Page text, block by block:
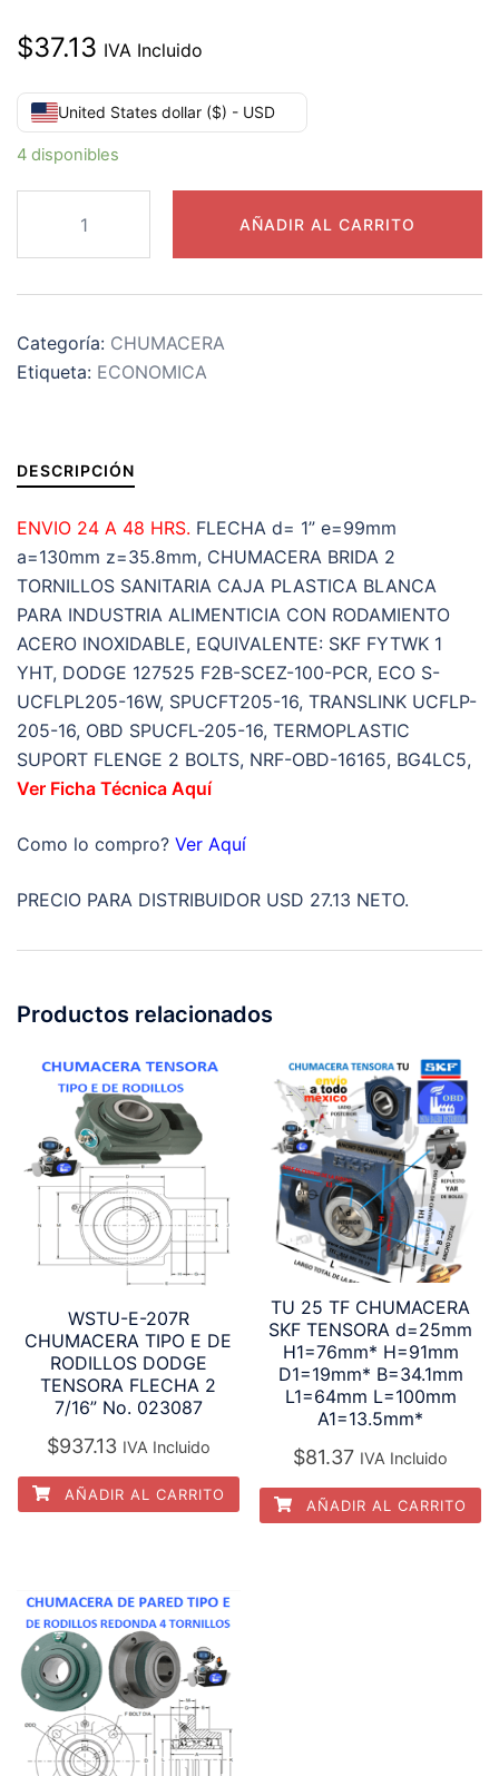
$37.13 IVA Incluido
United States dollar ($) - USD
4 disponibles
CHUMACERA
ECONÓMICA
DE
PARED
INTERIOR
d=
1”
e=99mm
a=130mm
z=35.8mm
cantidad
AÑADIR AL CARRITO
Categoría: CHUMACERA
Etiqueta: ECONOMICA
DESCRIPCIÓN
ENVIO 24 A 48 HRS. FLECHA d= 1” e=99mm
a=130mm z=35.8mm, CHUMACERA BRIDA 2
TORNILLOS SANITARIA CAJA PLASTICA BLANCA
PARA INDUSTRIA ALIMENTICIA CON RODAMIENTO
ACERO INOXIDABLE, EQUIVALENTE: SKF FYTWK 1
YHT, DODGE 127525 F2B-SCEZ-100-PCR, ECO S-
UCFLPL205-16W, SPUCFT205-16, TRANSLINK UCFLP-
205-16, OBD SPUCFL-205-16, TERMOPLASTIC
SUPORT FLENGE 2 BOLTS, NRF-OBD-16165, BG4LC5,
Ver Ficha Técnica Aquí
Como lo compro? Ver Aquí
PRECIO PARA DISTRIBUIDOR USD 27.13 NETO.
Productos relacionados
WSTU-E-207R
CHUMACERA TIPO E DE
RODILLOS DODGE
TENSORA FLECHA 2
7/16” No. 023087
$937.13 IVA Incluido
AÑADIR AL CARRITO
TU 25 TF CHUMACERA
SKF TENSORA d=25mm
H1=76mm* H=91mm
D1=19mm* B=34.1mm
L1=64mm L=100mm
A1=13.5mm*
$81.37 IVA Incluido
AÑADIR AL CARRITO